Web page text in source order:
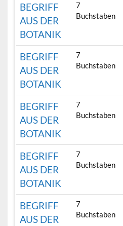
BEGRIFF
AUS DER
BOTANIK
7
Buchstaben
BEGRIFF
AUS DER
BOTANIK
7
Buchstaben
BEGRIFF
AUS DER
BOTANIK
7
Buchstaben
BEGRIFF
AUS DER
BOTANIK
7
Buchstaben
BEGRIFF
AUS DER
7
Buchstaben